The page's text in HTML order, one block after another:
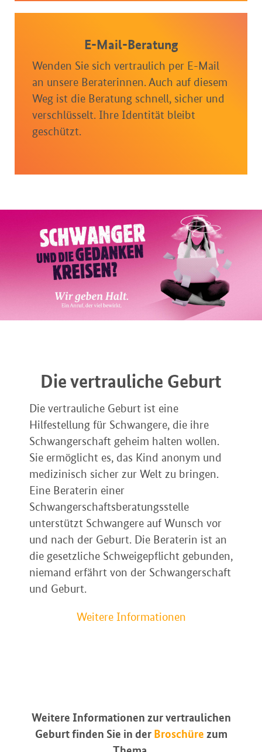
E-Mail-Beratung
Wenden Sie sich vertraulich per E-Mail
an unsere Beraterinnen. Auch auf diesem
Weg ist die Beratung schnell, sicher und
verschlüsselt. Ihre Identität bleibt
geschützt.
Die vertrauliche Geburt
Die vertrauliche Geburt ist eine
Hilfestellung für Schwangere, die ihre
Schwangerschaft geheim halten wollen.
Sie ermöglicht es, das Kind anonym und
medizinisch sicher zur Welt zu bringen.
Eine Beraterin einer
Schwangerschaftsberatungsstelle
unterstützt Schwangere auf Wunsch vor
und nach der Geburt. Die Beraterin ist an
die gesetzliche Schweigepflicht gebunden,
niemand erfährt von der Schwangerschaft
und Geburt.
Weitere Informationen
Weitere Informationen zur vertraulichen
Geburt finden Sie in der Broschüre zum